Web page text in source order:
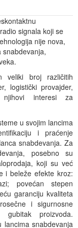
signala koji se
nije nova,
snabdevanja,
veliki broj različitih
logistički provajder,
interesi za
u svojim lancima
i praćenje
snabdevanja. Za
posebno su
koji su već
i beleže efekte kroz:
povećan stepen
garanciju kvaliteta
i sigurnosne
proizvoda.
lancima snabdevanja